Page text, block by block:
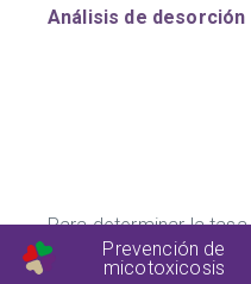
Análisis de desorción
Para determinar la
muestras, se eliminó
Prevención de
micotoxicosis